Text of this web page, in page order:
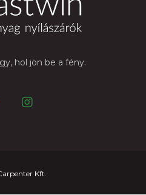
hol jön be a fény.
Kft.